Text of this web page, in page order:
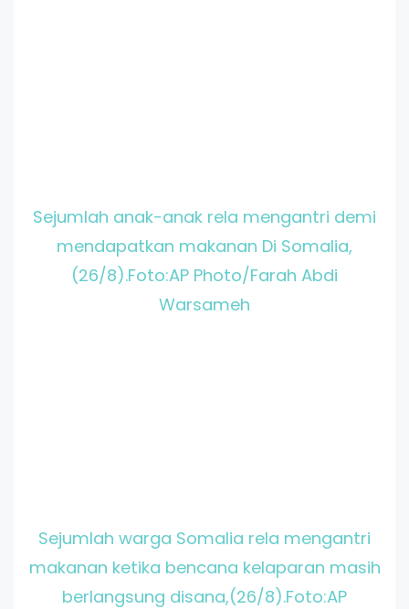
Sejumlah anak-anak rela mengantri demi
mendapatkan makanan Di Somalia,
(26/8).Foto:AP Photo/Farah Abdi
Warsameh
Sejumlah warga Somalia rela mengantri
makanan ketika bencana kelaparan masih
berlangsung disana,(26/8).Foto:AP